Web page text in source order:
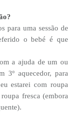
para uma sessão de
o bebé é que
a ajuda de um ou
3º aquecedor, para
estarei com roupa
fresca (embora